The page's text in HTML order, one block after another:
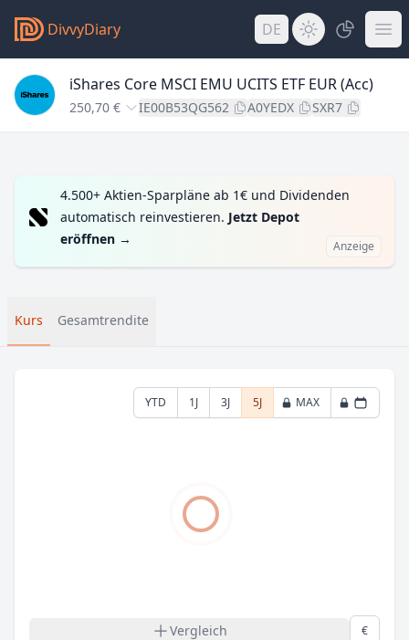
DivvyDiary DE
iShares Core MSCI EMU UCITS ETF EUR (Acc)
250,70 € IE00B53QG562 A0YEDX SXR7
4.500+ Aktien-Sparpläne ab 1€ und Dividenden
automatisch reinvestieren. Jetzt Depot
eröffnen → Anzeige
Kurs Gesamtrendite
YTD 1J 3J 5J MAX
Vergleich €